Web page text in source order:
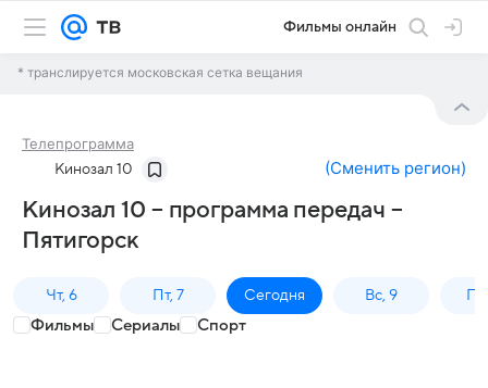
Фильмы онлайн
* транслируется московская сетка вещания
Телепрограмма
Кинозал 10 (Сменить регион)
Кинозал 10 – программа передач –
Пятигорск
Чт, 6 Пт, 7 Сегодня Вс, 9
Фильмы Сериалы Спорт